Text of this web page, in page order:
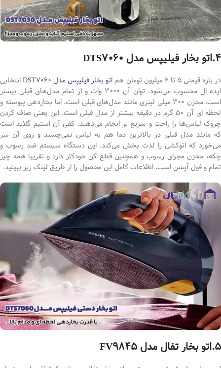
4.اتو بخار فیلیپس مدل DTS7060
در بازه قیمتی 5 تا 6 میلیون تومان هم اتو بخار فیلیپس مدل DST7060
انتخابی
ایده ال محسوب می‌شود. توان آن 3000 وات و از تمام مدل‌های قبلی بیشتر
است. مخزن 300 میلی لیتری مانند مدل‌های قبلی است. اما بخاردهی پیوسته و
لحظه ای آن 50 گرم در دقیقه بیشتر از مدل قبلی است. این یعنی صاف کردن
چروک لباس‌ها را راحت و سریع تر انجام می‌دهید. کفی آن استیم گلاید است
که مانند مدل قبلی در بالاترین دما هم به لباس نمی‌چسبد و روی آن سر
می‌خورد که اتوکشی را لذت بخش می‌کند. این دستگاه سیستم ضد رسوب و
چکه، مخزن مجزای رسوب و همچنین قطع کن خودکار دارد و تقریبا همه چیز
تمام و فول آپشن است. اطلاعات کامل این محصول را از طریق لینک زیر ببینید.
5.اتو بخار تفال مدل FV9845